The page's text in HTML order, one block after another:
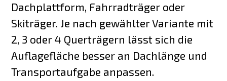
Dachplattform, Fahrradträger oder
Skiträger. Je nach gewählter Variante mit
2, 3 oder 4 Querträgern lässt sich die
Auflagefläche besser an Dachlänge und
Transportaufgabe anpassen.